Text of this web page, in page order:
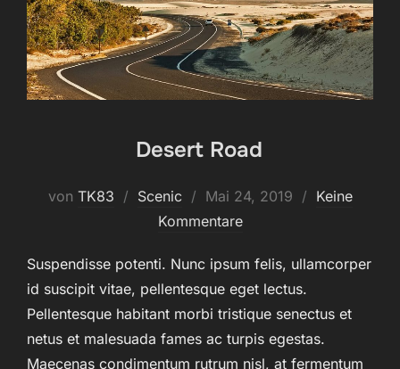
Desert Road
von TK83 Scenic
Veröffentlicht
am
Mai 24, 2019
Keine
Kommentare
Suspendisse potenti. Nunc ipsum felis, ullamcorper
id suscipit vitae, pellentesque eget lectus.
Pellentesque habitant morbi tristique senectus et
netus et malesuada fames ac turpis egestas.
Maecenas condimentum rutrum nisl, at fermentum